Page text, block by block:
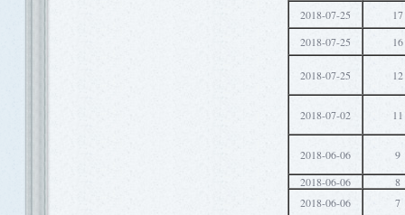
2018-07-25
17
2018-07-25
16
2018-07-25 12
2018-07-02 11
2018-06-06
9
2018-06-06
8
2018-06-06
7